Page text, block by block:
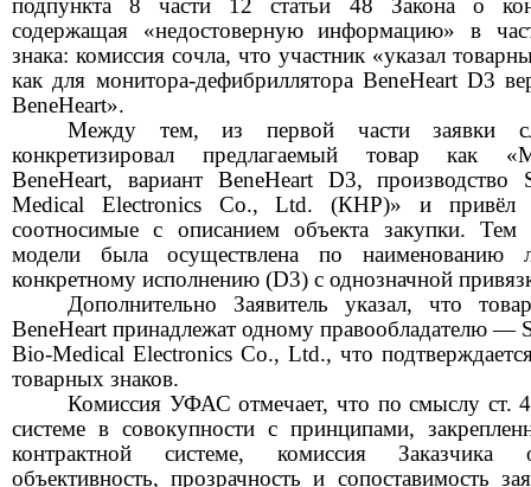
подпункта 8 части 12 статьи 48 Закона о
содержащая «недостоверную информацию» в
знака: комиссия сочла, что участник «указал
как для монитора-дефибриллятора BeneHeartD3
BeneHeart».
Между тем, из первой части заявки
конкретизировал предлагаемый товар как
BeneHeart, вариант BeneHeartD3, производство
Medical
Electronics Co.,Ltd. (КНР)» и привёл
соотносимые с описанием объекта закупки.
модели была осуществлена по наименованию
конкретному исполнению (D3) с однозначной
Дополнительно Заявитель указал, что
BeneHeart принадлежат одному правообладателю —
Bio-Medical Electronics Co., Ltd., что
товарных знаков.
Комиссия УФАС отмечает, что по смыслу ст.
системе в совокупности с принципами,
контрактной системе, комиссия Заказчика
объективность, прозрачность и сопоставимость